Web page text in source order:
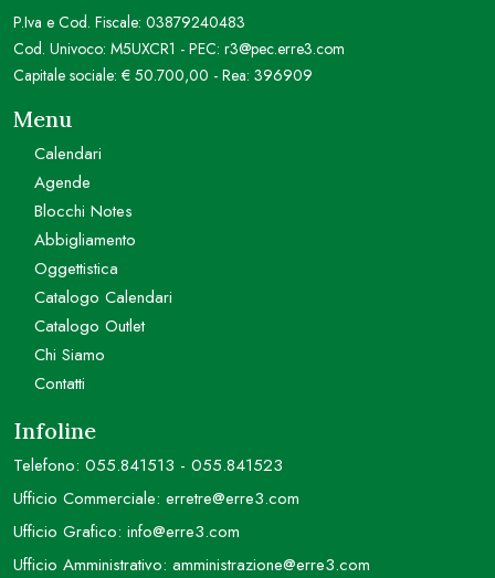
P.Iva e Cod. Fiscale: 03879240483
Cod. Univoco: M5UXCR1 - PEC: r3@pec.erre3.com
Capitale sociale: € 50.700,00 - Rea: 396909
Menu
Calendari
Agende
Blocchi Notes
Abbigliamento
Oggettistica
Catalogo Calendari
Catalogo Outlet
Chi Siamo
Contatti
Infoline
Telefono: 055.841513 - 055.841523
Ufficio Commerciale: erretre@erre3.com
Ufficio Grafico: info@erre3.com
Ufficio Amministrativo: amministrazione@erre3.com